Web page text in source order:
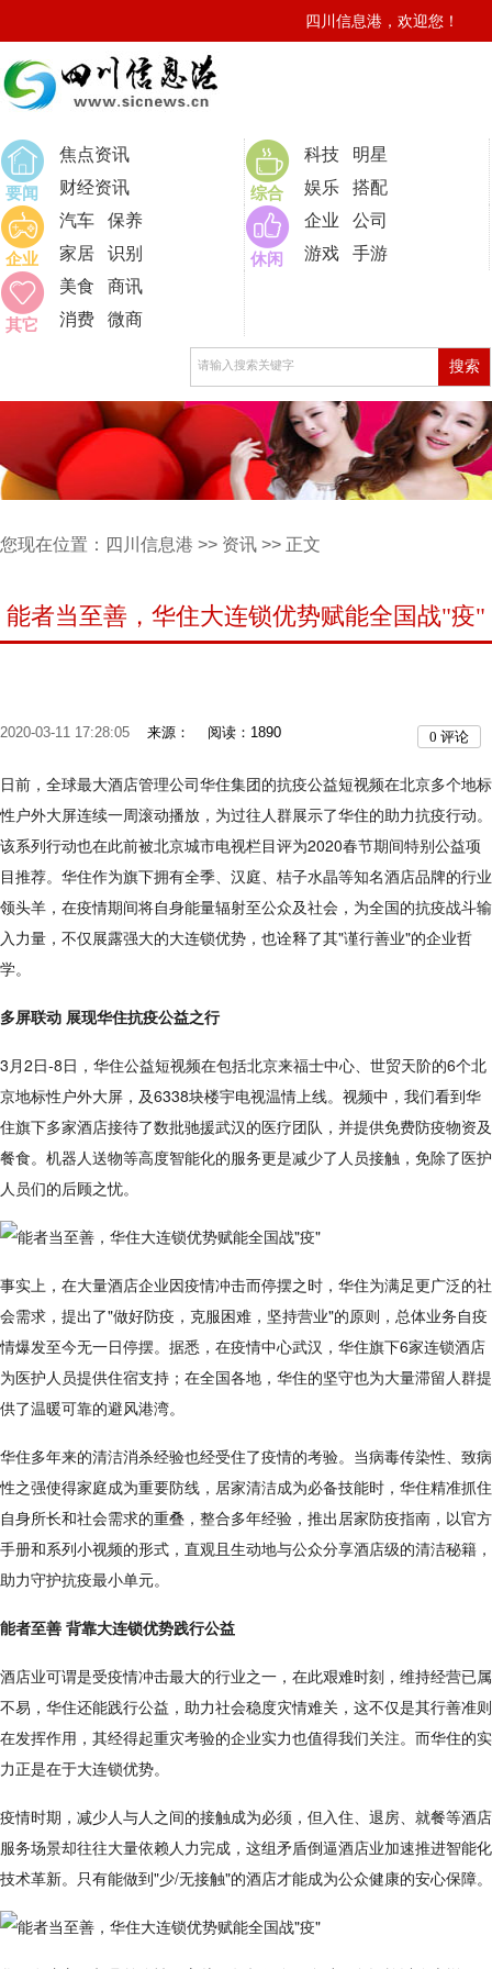
四川信息港，欢迎您！
要闻
焦点资讯
财经资讯
综合
科技
明星
娱乐
搭配
企业
汽车
保养
家居
识别 休闲
企业
公司
游戏
手游
其它
美食
商讯
消费
微商
您现在位置： 四川信息港 >> 资讯 >> 正文
能者当至善，华住大连锁优势赋能全国战"疫"
2020-03-11 17:28:05 来源： 阅读：1890 0 评论
日前，全球最大酒店管理公司华住集团的抗疫公益短视频在北京多个地标
性户外大屏连续一周滚动播放，为过往人群展示了华住的助力抗疫行动。
该系列行动也在此前被北京城市电视栏目评为2020春节期间特别公益项
目推荐。华住作为旗下拥有全季、汉庭、桔子水晶等知名酒店品牌的行业
领头羊，在疫情期间将自身能量辐射至公众及社会，为全国的抗疫战斗输
入力量，不仅展露强大的大连锁优势，也诠释了其"谨行善业"的企业哲
学。
多屏联动 展现华住抗疫公益之行
3月2日-8日，华住公益短视频在包括北京来福士中心、世贸天阶的6个北
京地标性户外大屏，及6338块楼宇电视温情上线。视频中，我们看到华
住旗下多家酒店接待了数批驰援武汉的医疗团队，并提供免费防疫物资及
餐食。机器人送物等高度智能化的服务更是减少了人员接触，免除了医护
人员们的后顾之忧。
事实上，在大量酒店企业因疫情冲击而停摆之时，华住为满足更广泛的社
会需求，提出了"做好防疫，克服困难，坚持营业"的原则，总体业务自疫
情爆发至今无一日停摆。据悉，在疫情中心武汉，华住旗下6家连锁酒店
为医护人员提供住宿支持；在全国各地，华住的坚守也为大量滞留人群提
供了温暖可靠的避风港湾。
华住多年来的清洁消杀经验也经受住了疫情的考验。当病毒传染性、致病
性之强使得家庭成为重要防线，居家清洁成为必备技能时，华住精准抓住
自身所长和社会需求的重叠，整合多年经验，推出居家防疫指南，以官方
手册和系列小视频的形式，直观且生动地与公众分享酒店级的清洁秘籍，
助力守护抗疫最小单元。
能者至善 背靠大连锁优势践行公益
酒店业可谓是受疫情冲击最大的行业之一，在此艰难时刻，维持经营已属
不易，华住还能践行公益，助力社会稳度灾情难关，这不仅是其行善准则
在发挥作用，其经得起重灾考验的企业实力也值得我们关注。而华住的实
力正是在于大连锁优势。
疫情时期，减少人与人之间的接触成为必须，但入住、退房、就餐等酒店
服务场景却往往大量依赖人力完成，这组矛盾倒逼酒店业加速推进智能化
技术革新。只有能做到"少/无接触"的酒店才能成为公众健康的安心保障。